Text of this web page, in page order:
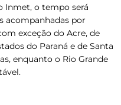
Inmet, o tempo será
acompanhadas por
exceção do Acre, de
do Paraná e de Santa
enquanto o Rio Grande